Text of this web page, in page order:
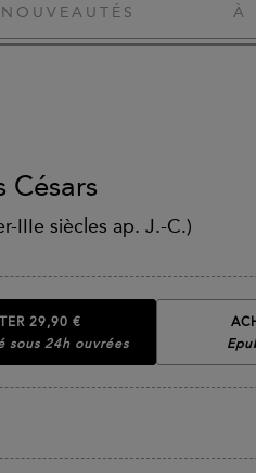
NOUVEAUTÉS À
Césars
IIIe siècles ap. J.-C.)
29,90 €
sous 24h ouvrées